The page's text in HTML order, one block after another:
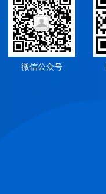
微信公众号